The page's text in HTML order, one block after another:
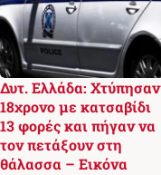
Δυτ. Ελλάδα: Χτύπησαν
18χρονο με κατσαβίδι
13 φορές και πήγαν να
τον πετάξουν στη
θάλασσα – Εικόνα